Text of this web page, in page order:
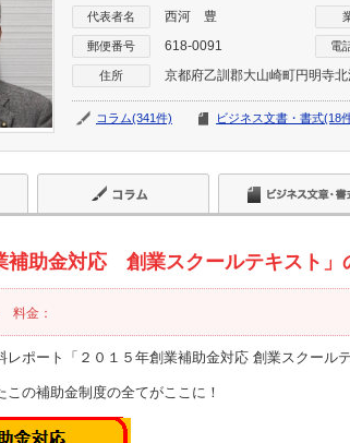
代表者名 西河 豊
郵便番号 618-0091 電
住所 京都府乙訓郡大山崎町円明寺
コラム(341件) ビジネス文書・書式(18
補助金対応 創業スクールテキスト」
料金：
レポート「２０１５年創業補助金対応 創業スクール
この補助金制度の全てがここに！